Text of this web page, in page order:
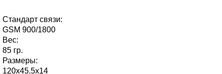
Стандарт связи:
GSM 900/1800
Вес:
85 гр.
Размеры:
120x45.5x14